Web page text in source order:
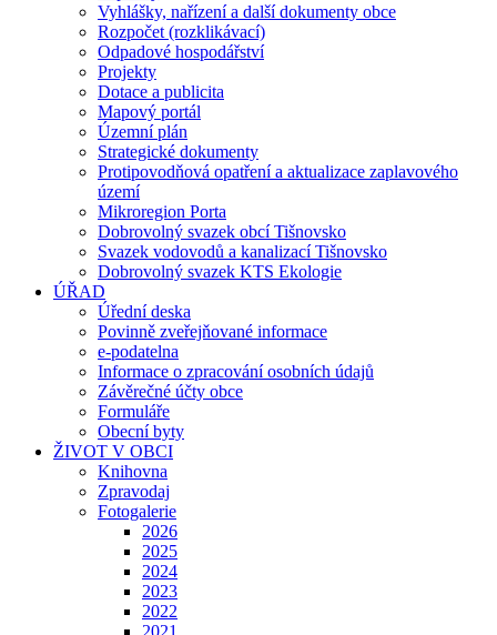
Vyhlášky, nařízení a další dokumenty obce
Rozpočet (rozklikávací)
Odpadové hospodářství
Projekty
Dotace a publicita
Mapový portál
Územní plán
Strategické dokumenty
Protipovodňová opatření a aktualizace zaplavového
území
Mikroregion Porta
Dobrovolný svazek obcí Tišnovsko
Svazek vodovodů a kanalizací Tišnovsko
Dobrovolný svazek KTS Ekologie
ÚŘAD
Úřední deska
Povinně zveřejňované informace
e-podatelna
Informace o zpracování osobních údajů
Závěrečné účty obce
Formuláře
Obecní byty
ŽIVOT V OBCI
Knihovna
Zpravodaj
Fotogalerie
2026
2025
2024
2023
2022
2021